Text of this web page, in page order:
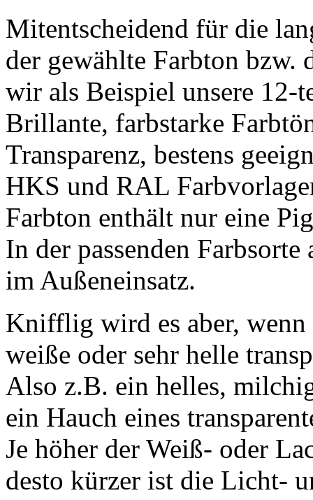
Mitentscheidend für die
der gewählte Farbton bzw.
wir als Beispiel unsere
Brillante, farbstarke
Transparenz, bestens
HKS und RAL
Farbton enthält nur eine
In der passenden
im Außeneinsatz.
Knifflig wird es aber, wenn
weiße oder sehr helle
Also z.B. ein helles,
ein Hauch eines
Je höher der Weiß- oder
desto kürzer ist die Licht-